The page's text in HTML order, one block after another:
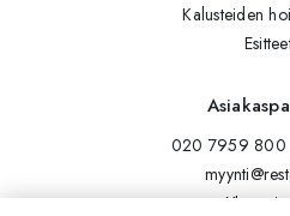
Kalusteiden
020 7959 800